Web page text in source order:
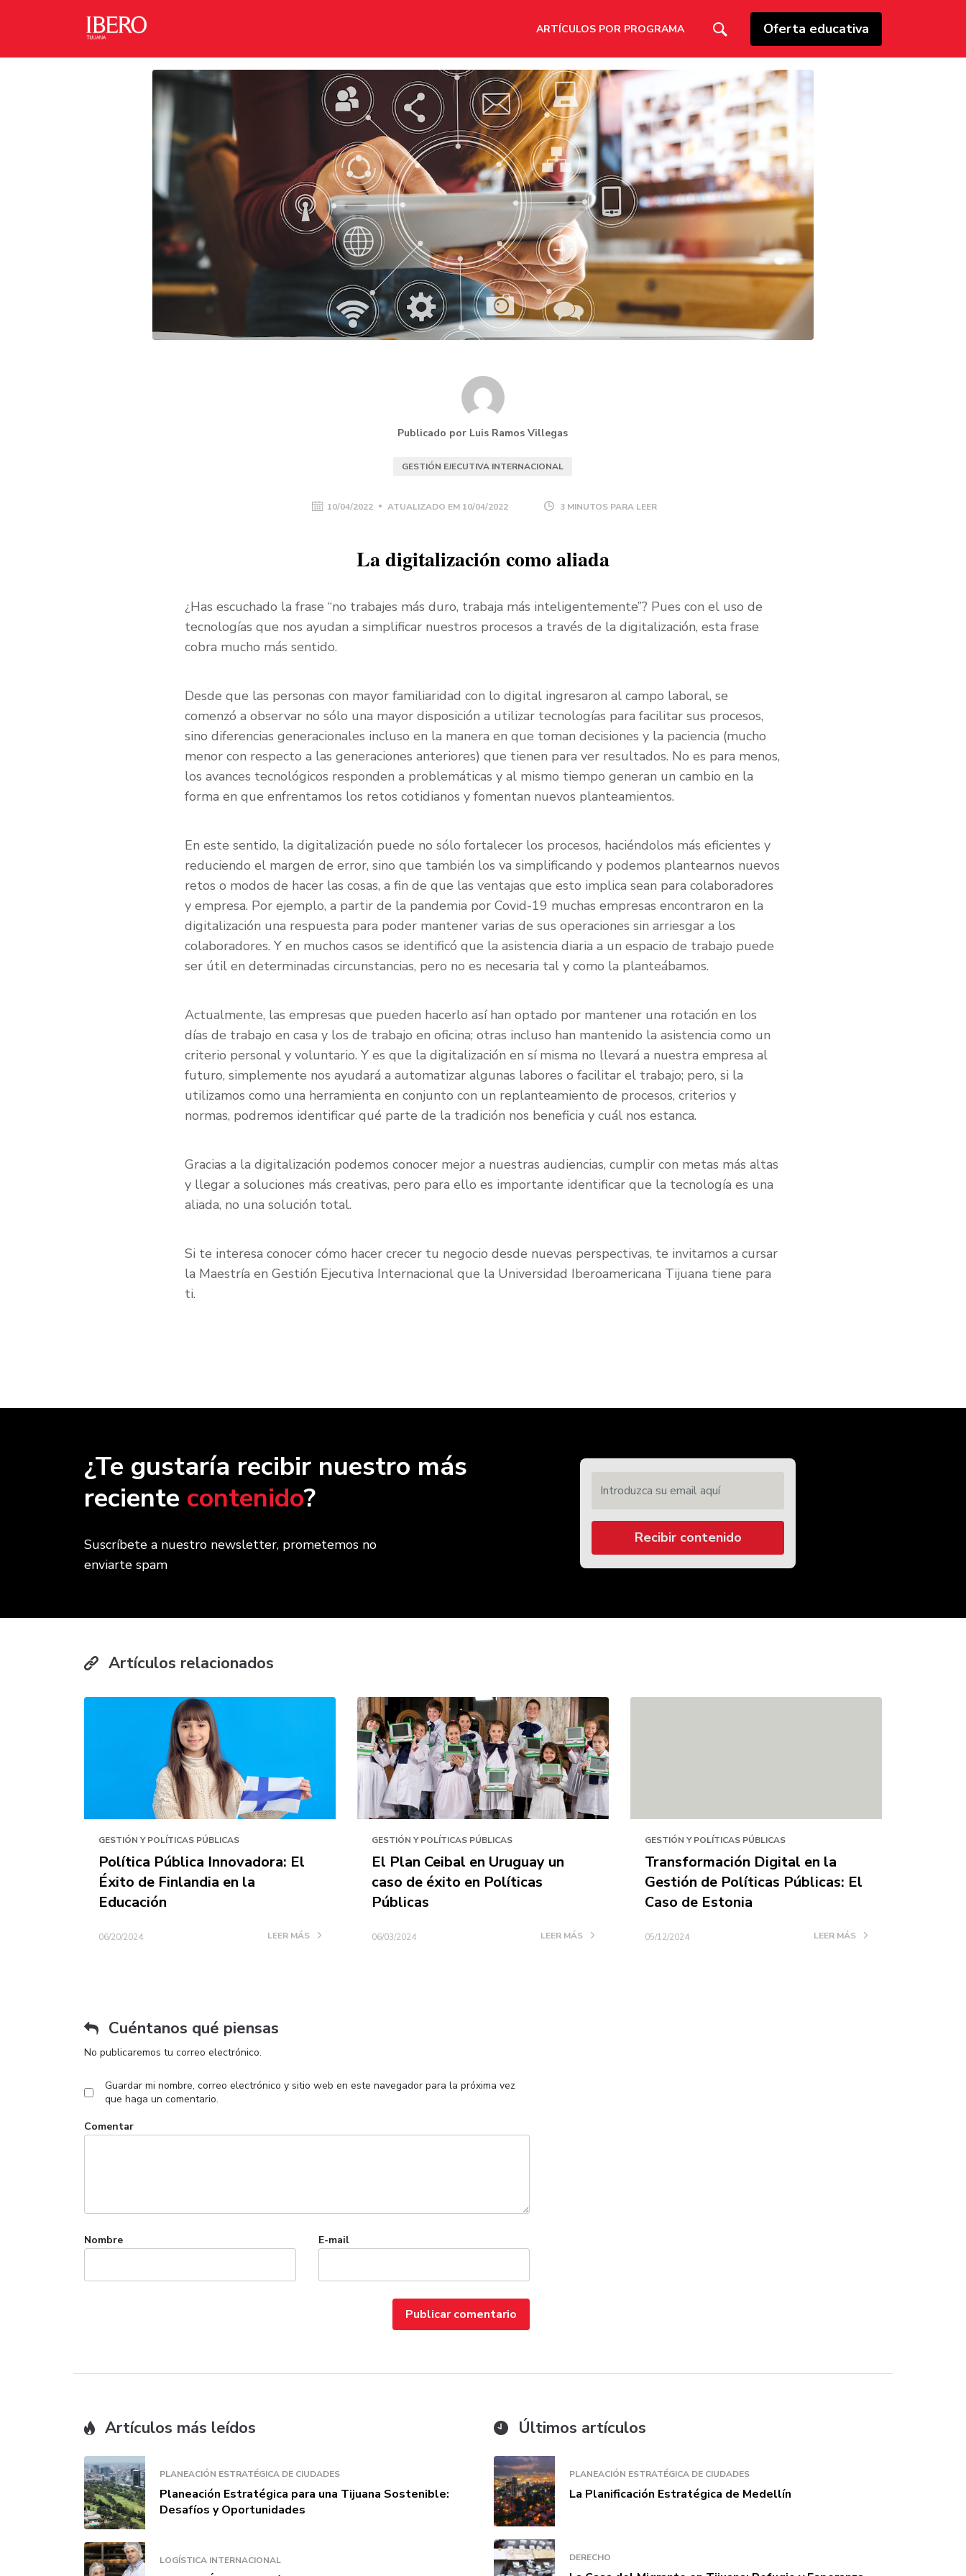
ARTÍCULOS POR PROGRAMA Oferta educativa
Publicado por Luis Ramos Villegas
GESTIÓN EJECUTIVA INTERNACIONAL
10/04/2022 ATUALIZADO EM 10/04/2022 3 MINUTOS PARA LEER
La digitalización como aliada
¿Has escuchado la frase “no trabajes más duro, trabaja más inteligentemente”? Pues con el uso de
tecnologías que nos ayudan a simplificar nuestros procesos a través de la digitalización, esta frase
cobra mucho más sentido.
Desde que las personas con mayor familiaridad con lo digital ingresaron al campo laboral, se
comenzó a observar no sólo una mayor disposición a utilizar tecnologías para facilitar sus procesos,
sino diferencias generacionales incluso en la manera en que toman decisiones y la paciencia (mucho
menor con respecto a las generaciones anteriores) que tienen para ver resultados. No es para menos,
los avances tecnológicos responden a problemáticas y al mismo tiempo generan un cambio en la
forma en que enfrentamos los retos cotidianos y fomentan nuevos planteamientos.
En este sentido, la digitalización puede no sólo fortalecer los procesos, haciéndolos más eficientes y
reduciendo el margen de error, sino que también los va simplificando y podemos plantearnos nuevos
retos o modos de hacer las cosas, a fin de que las ventajas que esto implica sean para colaboradores
y empresa. Por ejemplo, a partir de la pandemia por Covid-19 muchas empresas encontraron en la
digitalización una respuesta para poder mantener varias de sus operaciones sin arriesgar a los
colaboradores. Y en muchos casos se identificó que la asistencia diaria a un espacio de trabajo puede
ser útil en determinadas circunstancias, pero no es necesaria tal y como la planteábamos.
Actualmente, las empresas que pueden hacerlo así han optado por mantener una rotación en los
días de trabajo en casa y los de trabajo en oficina; otras incluso han mantenido la asistencia como un
criterio personal y voluntario. Y es que la digitalización en sí misma no llevará a nuestra empresa al
futuro, simplemente nos ayudará a automatizar algunas labores o facilitar el trabajo; pero, si la
utilizamos como una herramienta en conjunto con un replanteamiento de procesos, criterios y
normas, podremos identificar qué parte de la tradición nos beneficia y cuál nos estanca.
Gracias a la digitalización podemos conocer mejor a nuestras audiencias, cumplir con metas más altas
y llegar a soluciones más creativas, pero para ello es importante identificar que la tecnología es una
aliada, no una solución total.
Si te interesa conocer cómo hacer crecer tu negocio desde nuevas perspectivas, te invitamos a cursar
la Maestría en Gestión Ejecutiva Internacional que la Universidad Iberoamericana Tijuana tiene para
ti.
¿Te gustaría recibir nuestro más
reciente contenido?
Suscríbete a nuestro newsletter, prometemos no
enviarte spam
Recibir contenido
Artículos relacionados
GESTIÓN Y POLÍTICAS PÚBLICAS
Política Pública Innovadora: El
Éxito de Finlandia en la
Educación
06/20/2024 LEER MÁS
GESTIÓN Y POLÍTICAS PÚBLICAS
El Plan Ceibal en Uruguay un
caso de éxito en Políticas
Públicas
06/03/2024 LEER MÁS
GESTIÓN Y POLÍTICAS PÚBLICAS
Transformación Digital en la
Gestión de Políticas Públicas: El
Caso de Estonia
05/12/2024 LEER MÁS
Cuéntanos qué piensas
No publicaremos tu correo electrónico.
Nombre E-mail
Guardar mi nombre, correo electrónico y sitio web en este navegador para la próxima vez
que haga un comentario.
Comentar
Artículos más leídos
PLANEACIÓN ESTRATÉGICA DE CIUDADES
Planeación Estratégica para una Tijuana Sostenible:
Desafíos y Oportunidades
LOGÍSTICA INTERNACIONAL
Últimos artículos
PLANEACIÓN ESTRATÉGICA DE CIUDADES
La Planificación Estratégica de Medellín
DERECHO